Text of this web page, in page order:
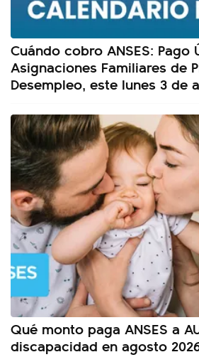
Cuándo cobro ANSES: Pago
Asignaciones Familiares de
Desempleo, este lunes 3 de
Qué monto paga ANSES a
discapacidad en agosto